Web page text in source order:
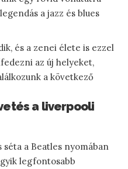
a jazz és blues
és a zenei élete is ezzel
az új helyeket,
a következő
a liverpooli
a Beatles nyomában
legfontosabb